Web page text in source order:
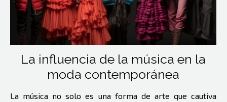
La influencia de la música en la
moda contemporánea
La música no solo es una forma de arte que cautiva